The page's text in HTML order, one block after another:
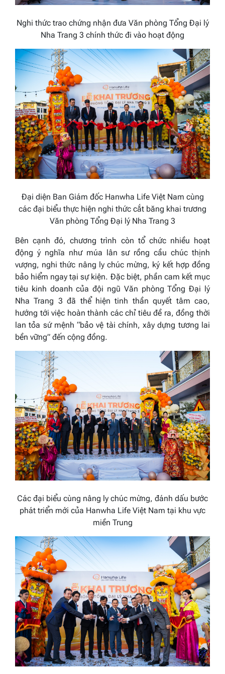
Nghi thức trao chứng nhận đưa Văn phòng Tổng Đại lý
Nha Trang 3 chính thức đi vào hoạt động
Đại diện Ban Giám đốc Hanwha Life Việt Nam cùng
các đại biểu thực hiện nghi thức cắt băng khai trương
Văn phòng Tổng Đại lý Nha Trang 3
Bên cạnh đó, chương trình còn tổ chức nhiều hoạt
động ý nghĩa như múa lân sư rồng cầu chúc thịnh
vượng, nghi thức nâng ly chúc mừng, ký kết hợp đồng
bảo hiểm ngay tại sự kiện. Đặc biệt, phần cam kết mục
tiêu kinh doanh của đội ngũ Văn phòng Tổng Đại lý
Nha Trang 3 đã thể hiện tinh thần quyết tâm cao,
hướng tới việc hoàn thành các chỉ tiêu đề ra, đồng thời
lan tỏa sứ mệnh “bảo vệ tài chính, xây dựng tương lai
bền vững” đến cộng đồng.
Các đại biểu cùng nâng ly chúc mừng, đánh dấu bước
phát triển mới của Hanwha Life Việt Nam tại khu vực
miền Trung